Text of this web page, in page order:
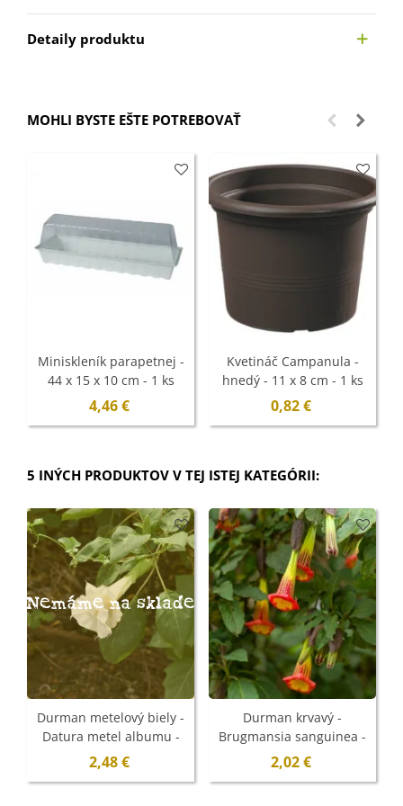
Detaily produktu
MOHLI BYSTE EŠTE POTREBOVAŤ
Miniskleník parapetnej -
44 x 15 x 10 cm - 1 ks
4,46 €
Kvetináč Campanula -
hnedý - 11 x 8 cm - 1 ks
0,82 €
5 INÝCH PRODUKTOV V TEJ ISTEJ KATEGÓRII:
Nemáme na sklade
Durman metelový biely -
Datura metel albumu -
semená - 5 ks
2,48 €
Durman krvavý -
Brugmansia sanguinea -
semená - 7 ks
2,02 €